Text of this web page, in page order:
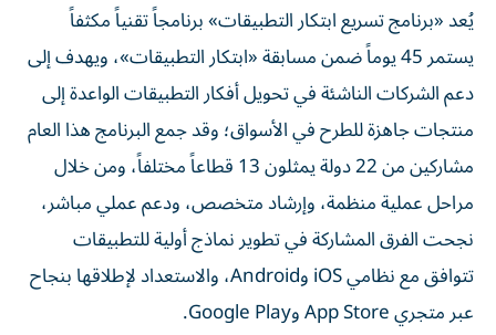
يُعد «برنامج تسريع ابتكار التطبيقات» برنامجاً تقنياً مكثفاً
يستمر 45 يوماً ضمن مسابقة «ابتكار التطبيقات»، ويهدف إلى
دعم الشركات الناشئة في تحويل أفكار التطبيقات الواعدة إلى
منتجات جاهزة للطرح في الأسواق؛ وقد جمع البرنامج هذا العام
مشاركين من 22 دولة يمثلون 13 قطاعاً مختلفاً، ومن خلال
مراحل عملية منظمة، وإرشاد متخصص، ودعم عملي مباشر،
نجحت الفرق المشاركة في تطوير نماذج أولية للتطبيقات
تتوافق مع نظامي iOS وAndroid، والاستعداد لإطلاقها بنجاح
عبر متجري App Store وGoogle Play.